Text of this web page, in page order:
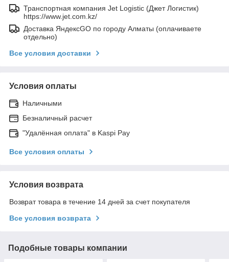
Транспортная компания Jet Logistic (Джет Логистик)
https://www.jet.com.kz/
Доставка ЯндексGO по городу Алматы (оплачиваете
отдельно)
Все условия доставки
Условия оплаты
Наличными
Безналичный расчет
"Удалённая оплата" в Kaspi Pay
Все условия оплаты
Условия возврата
Возврат товара в течение 14 дней за счет покупателя
Все условия возврата
Подобные товары компании